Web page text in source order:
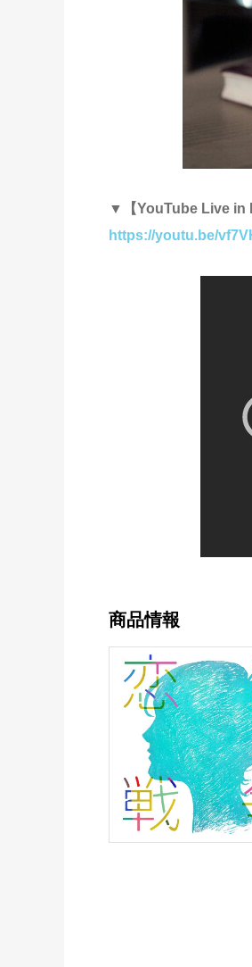
▼【YouTube Live in
https://youtu.be/
商品情報